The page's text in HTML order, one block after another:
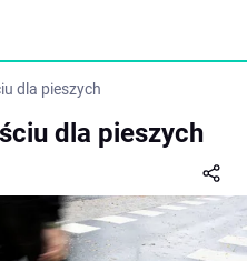
dla pieszych
dla pieszych